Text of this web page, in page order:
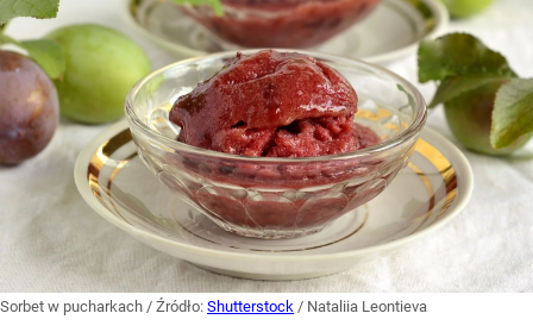
Sorbet w pucharkach / Źródło: Shutterstock / Nataliia Leontieva